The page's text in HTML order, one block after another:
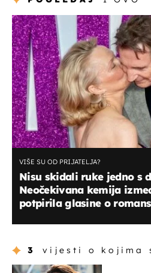
VIŠE SU OD PRIJATELJA?
Nisu skidali ruke jedno s
Neočekivana kemija
potpirila glasine o
3 vijesti o kojima